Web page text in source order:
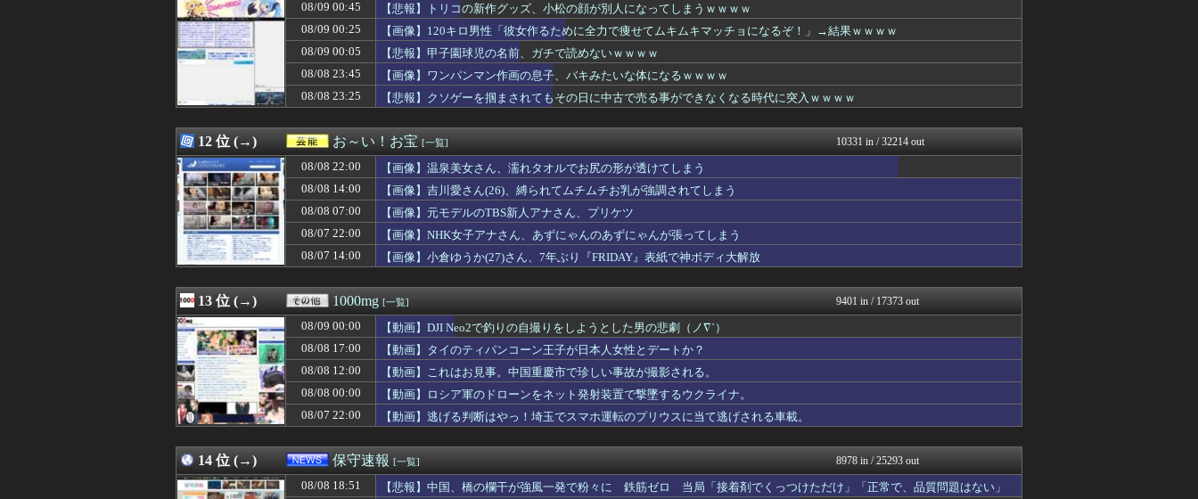
08/09 00:09
嫁からもらったクリスマスプレゼントが育毛剤だった。フサフサでピチピチの30歳だ...
08/09 00:07
【FF14】Switch2版初心者さん、いきなりジャンポ購入を検討。理由を聞く...
馬鳥速報
08/09 00:07
【順位戦C級2組】獺ヶ口笑保人四段が柵木幹太五段に勝利 柵木五段の連勝は15で...
将棋まとめた@２ｃｈ
08/09 00:07
【朗報】AKB48にまたしても新たなコラボ案件がくる模様！🍨🍦
岸田文雄「日米の為替介入は一時しのぎに過ぎない。私なら円を強くすることが出来る...
【徹底議論】漫画史上「最大のやらかし展開」って結局なんだと思う？
08/09 00:06
ワイの彼女が衝撃の事実を開示してきた
ふぇー速
08/09 00:05
【画像】セクシー女優の瀬戸環奈さん、パチ屋イベントで予想外の展開になってしまう...
女子アナお宝画像速報－5c...
08/09 00:05
もしも日本全土がRPG化したらを考えるスレ
大艦巨砲主義！
08/09 00:05
【画像】アスリート、運動の30分前にオナニーした結果→！！！
08/09 00:05
【緊急】55歳のジジイだがとんでもないことになった・・・・・・
08/09 00:05
【悲報】甲子園球児の名前、ガチで読めないｗｗｗｗ
わんこーる速報！
08/09 00:05
【セ順位】虎兎=====//===‐星=燕==竜=‐鯉 【8/8】
ツバメ速報＠ヤクルトスワロ...
08/09 00:05
今日から業務報告書の「庶務」っていう大項目が急に廃止されたんだけど意味不明すぎ...
08/09 00:05
【画像】原爆資料館でPTSDになる子供が増加。記憶の継承が危ぶまれる事態に
08/09 00:04
【朗報】花澤香菜(37)、まだ誰のものでもない……
おたくみくす 声優まとめ
08/09 00:03
【朗報】るろうに剣心の志々雄様「十本刀を半分に減らす」←もしこうなったらｗｗｗ
アニはつ -アニメ発信場-
08/09 00:03
【朗報】メンヘラ女の子、可愛すぎると話題にｗｗｗｗｗｗｗｗｗｗｗ
まにゅそく 2chまとめニ...
08/09 00:03
【朗報】『8番出口』金ローで地上波初放送ｗｗｗｗｗｗｗｗｗｗｗｗｗ
08/09 00:03
【悲報】瀬戸環奈がスタイルよすぎて一般男性が隣に並ぶとチンチクリンに見えてしま...
08/09 00:02
ガキ「世界を救います」←飽きた。おっさんにしろ
mutyunのゲーム+αブ...
08/09 00:02
『黄泉のツガイ』18話感想 怖い方が来ちゃった…
ああ言えばForYou
08/09 00:02
なんでロボットアニメの主人公って親父が作ったロボに乗ることが多いの？
08/09 00:01
『ヒツジのいらない枕』←持ってるやつちょっとこい
08/09 00:01
及川光博さん（56）結婚
なんJ PRIDE
08/09 00:01
【悲報】”サ終”相次ぐスマホゲーム、倒産も急増 過去最多ペースで推移
汎用型自作PCまとめ
08/09 00:01
『ウルトラマンテオ』しまじろうコラボ＆第6話「プッチーのお引っ越し」感想・実況...
へんそく！
08/09 00:01
【ウマ娘】ウマ娘バストTOP20
うまぴょいチャンネル -ウ...
08/09 00:01
Amazonができる前って通販どうやってたの
PCパーツまとめ
08/09 00:45
【悲報】トリコの新作グッズ、小松の顔が別人になってしまうｗｗｗｗ
08/09 00:25
【画像】120キロ男性「彼女作るために全力で痩せてムキムキマッチョになるぞ！」→結果ｗｗｗｗ
08/09 00:05
【悲報】甲子園球児の名前、ガチで読めないｗｗｗｗ
08/08 23:45
【画像】ワンパンマン作画の息子、バキみたいな体になるｗｗｗｗ
08/08 23:25
【悲報】クソゲーを掴まされてもその日に中古で売る事ができなくなる時代に突入ｗｗｗｗ
12 位 (→) お～い！お宝 [一覧] 10331 in / 32214 out
08/08 22:00
【画像】温泉美女さん、濡れタオルでお尻の形が透けてしまう
08/08 14:00
【画像】吉川愛さん(26)、縛られてムチムチお乳が強調されてしまう
08/08 07:00
【画像】元モデルのTBS新人アナさん、プリケツ
08/07 22:00
【画像】NHK女子アナさん、あずにゃんのあずにゃんが張ってしまう
08/07 14:00
【画像】小倉ゆうか(27)さん、7年ぶり『FRIDAY』表紙で神ボディ大解放
13 位 (→) 1000mg [一覧] 9401 in / 17373 out
08/09 00:00
【動画】DJI Neo2で釣りの自撮りをしようとした男の悲劇（ノ∇`）
08/08 17:00
【動画】タイのティパンコーン王子が日本人女性とデートか？
08/08 12:00
【動画】これはお見事。中国重慶市で珍しい事故が撮影される。
08/08 00:00
【動画】ロシア軍のドローンをネット発射装置で撃墜するウクライナ。
08/07 22:00
【動画】逃げる判断はやっ！埼玉でスマホ運転のプリウスに当て逃げされる車載。
14 位 (→) 保守速報 [一覧] 8978 in / 25293 out
08/08 18:51
【悲報】中国、橋の欄干が強風一発で粉々に 鉄筋ゼロ 当局「接着剤でくっつけただけ」「正常で、品質問題はない」